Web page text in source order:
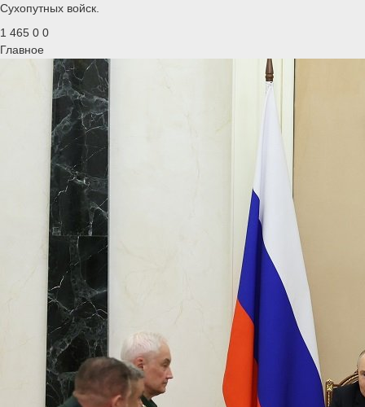
Сухопутных войск.
1 465 0 0
Главное